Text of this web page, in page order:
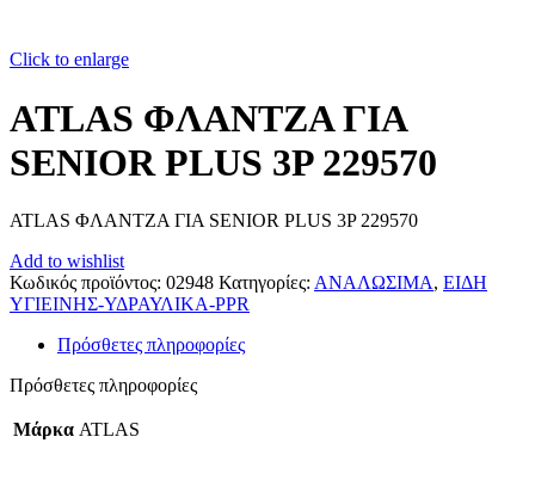
Click to enlarge
ATLAS ΦΛΑΝΤΖΑ ΓΙΑ
SENIOR PLUS 3P 229570
ATLAS ΦΛΑΝΤΖΑ ΓΙΑ SENIOR PLUS 3P 229570
Add to wishlist
Κωδικός προϊόντος: 02948 Κατηγορίες: ΑΝΑΛΩΣΙΜΑ, ΕΙΔΗ
ΥΓΙΕΙΝΗΣ-ΥΔΡΑΥΛΙΚΑ-PPR
Πρόσθετες πληροφορίες
Πρόσθετες πληροφορίες
Μάρκα ATLAS